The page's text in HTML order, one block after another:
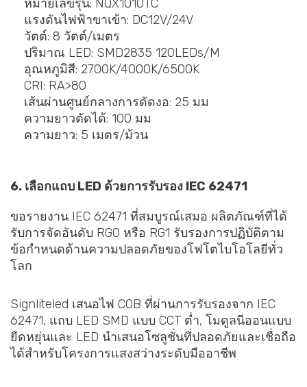
หมายเลขรุ่น: NQX1010TC
แรงดันไฟฟ้าขาเข้า: DC12V/24V
วัตต์: 8 วัตต์/เมตร
ปริมาณ LED: SMD2835 120LEDs/M
อุณหภูมิสี: 2700K/4000K/6500K
CRI: RA>80
เส้นผ่านศูนย์กลางการดัดงอ: 25 มม
ความยาวตัดได้: 100 มม
ความยาว: 5 เมตร/ม้วน
6. เลือกแถบ LED ด้วยการรับรอง IEC 62471
ขอรายงาน IEC 62471 ที่สมบูรณ์เสมอ ผลิตภัณฑ์ที่ได้
รับการจัดอันดับ RG0 หรือ RG1 รับรองการปฏิบัติตาม
ข้อกำหนดด้านความปลอดภัยของโฟโตไบโอโลยีทั่ว
โลก
Signliteled เสนอไฟ COB ที่ผ่านการรับรองจาก IEC
62471, แถบ LED SMD แบบ CCT ต่ำ, โมดูลนีออนแบบ
ยืดหยุ่นและ LED นำเสนอโซลูชั่นที่ปลอดภัยและเชื่อถือ
ได้สำหรับโครงการแสงสว่างระดับมืออาชีพ